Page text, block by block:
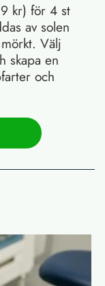
kr) för 4 st
av solen
Välj
skapa en
och